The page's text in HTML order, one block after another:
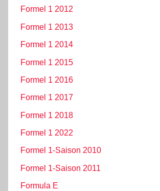
Formel 1 2012
Formel 1 2013
Formel 1 2014
Formel 1 2015
Formel 1 2016
Formel 1 2017
Formel 1 2018
Formel 1 2022
Formel 1-Saison 2010
Formel 1-Saison 2011
Formula E